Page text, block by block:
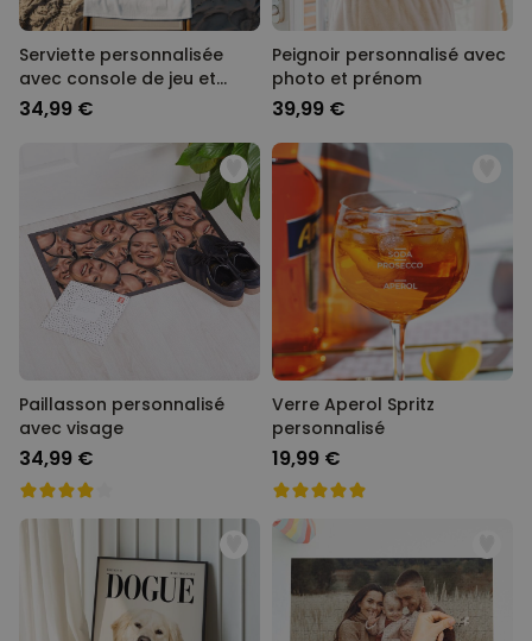
Serviette personnalisée
avec console de jeu et
texte
34,99 €
Peignoir personnalisé avec
photo et prénom
39,99 €
Paillasson personnalisé
avec visage
34,99 €
Verre Aperol Spritz
personnalisé
19,99 €